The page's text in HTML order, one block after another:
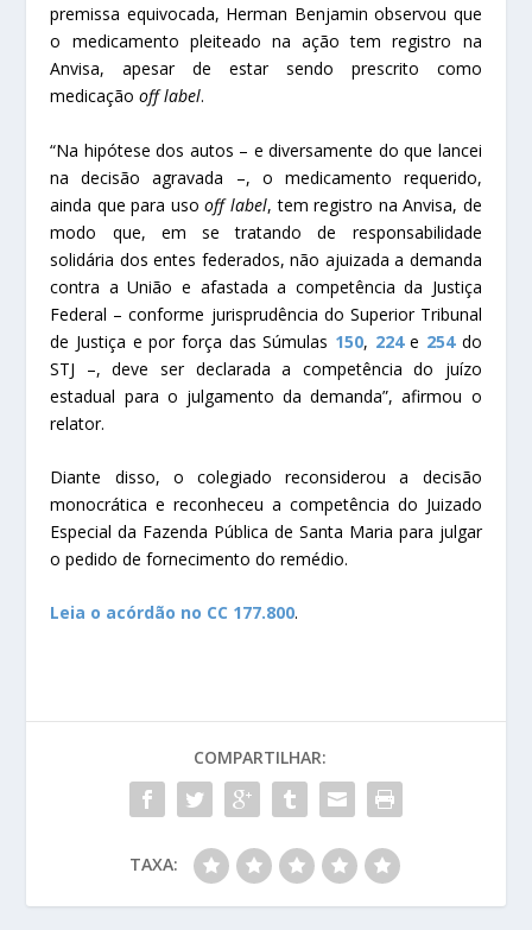
premissa equivocada, Herman Benjamin observou que
o medicamento pleiteado na ação tem registro na
Anvisa, apesar de estar sendo prescrito como
medicaçãooff label.
“Na hipótese dos autos – e diversamente do que lancei
na decisão agravada –, o medicamento requerido,
ainda que para usooff label, tem registro na Anvisa, de
modo que, em se tratando de responsabilidade
solidária dos entes federados, não ajuizada a demanda
contra a União e afastada a competência da Justiça
Federal – conforme jurisprudência do Superior Tribunal
de Justiça e por força das Súmulas 150, 224e 254do
STJ –, deve ser declarada a competência do juízo
estadual para o julgamento da demanda”, afirmou o
relator.
Diante disso, o colegiado reconsiderou a decisão
monocrática e reconheceu a competência do Juizado
Especial da Fazenda Pública de Santa Maria para julgar
o pedido de fornecimento do remédio.
Leia o acórdão no CC 177.800.
COMPARTILHAR:
TAXA: